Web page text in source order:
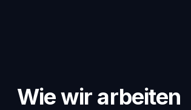
Wie wir arbeiten